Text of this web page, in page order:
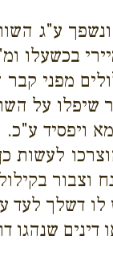
ע"ג
בכשעלו
מפני
על
ויפסיד
לעשות
וצבור
דשלך לעד
שנהגו